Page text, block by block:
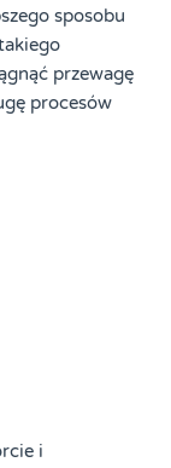
sposobu
przewagę
procesów
i